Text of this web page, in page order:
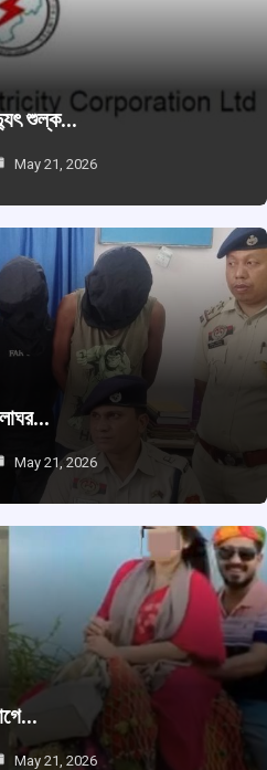
শুল্ক…
May 21, 2026
May 21, 2026
May 21, 2026